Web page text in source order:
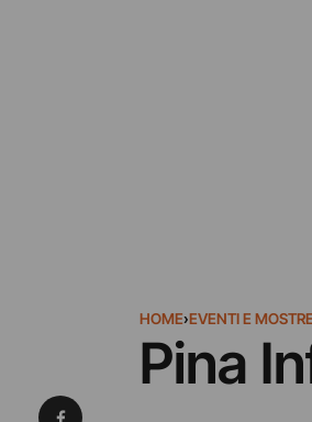
HOME›EVENTI E MOSTRE
Pina
Condividi su Facebook